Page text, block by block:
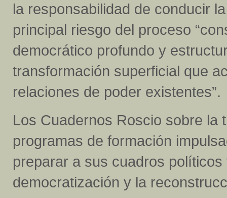
la responsabilidad de conducir
principal riesgo del proceso
democrático profundo y
transformación superficial que
relaciones de poder existentes”.
Los Cuadernos Roscio sobre la
programas de formación
preparar a sus cuadros
democratización y la